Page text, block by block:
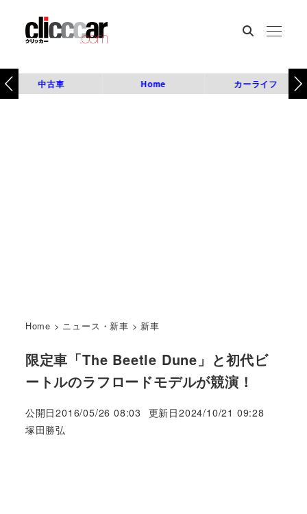
中古車 Home カーライフ
Home > ニュース・新車 > 新車
限定車「The Beetle Dune」と初代ビ
ートルのラフロードモデルが競演！
公開日2016/05/26 08:03 更新日2024/10/21 09:28
著
塚田勝弘